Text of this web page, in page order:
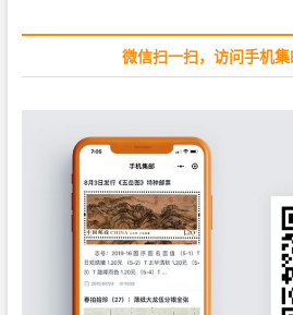
:
微信扫一扫，访问手机